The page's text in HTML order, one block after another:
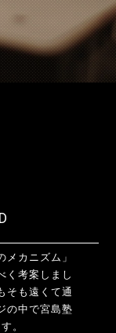
カニズム」
く考案しまし
そも遠くて通
の中で宮島塾
。